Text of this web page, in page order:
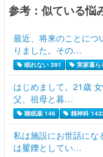
参考：似ている悩
最近、将来のことにつ
りました。その…
眠れない 391 実家暮
はじめまして。21歳
父、祖母と暮…
睡眠薬 146 精神科
私は施設にお世話にな
は矍鑠としてい…